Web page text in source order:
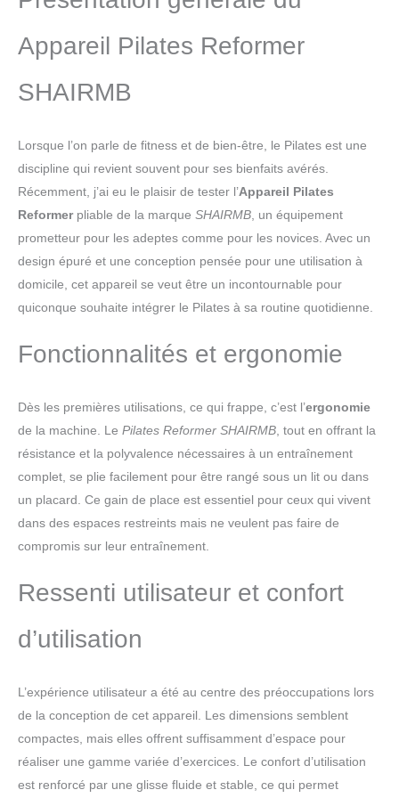
jusqu'à 120 kg, cette machine de pilates
reformer reste stable pendant les extensions
complètes. Les rails fluides et silencieux aident à
CONFORT PENDANT CHAQUE SÉANCE : Le
durable durant les sessions intenses. Les
surfaces faciles à nettoyer et l'appui-tête
soutenant la nuque favorisent une pratique
ET GAIN DE PLACE : Cette machine reformer
pilates pliable avec roues de transport intégrées
se range facilement sous un lit ou dans un coin.
Idéale pour créer un espace de pilates
Appareil Pilates Reformer
SHAIRMB
Lorsque l’on parle de fitness et de bien-être, le Pilates est une
discipline qui revient souvent pour ses bienfaits avérés.
Récemment, j’ai eu le plaisir de tester l’Appareil Pilates
Reformerpliable de la marque SHAIRMB , un équipement
prometteur pour les adeptes comme pour les novices. Avec un
design épuré et une conception pensée pour une utilisation à
domicile, cet appareil se veut être un incontournable pour
quiconque souhaite intégrer le Pilates à sa routine quotidienne.
Fonctionnalités et ergonomie
Dès les premières utilisations, ce qui frappe, c’est l’ergonomie
de la machine. Le Pilates Reformer SHAIRMB , tout en offrant la
résistance et la polyvalence nécessaires à un entraînement
complet, se plie facilement pour être rangé sous un lit ou dans
un placard. Ce gain de place est essentiel pour ceux qui vivent
dans des espaces restreints mais ne veulent pas faire de
compromis sur leur entraînement.
Ressenti utilisateur et confort
d’utilisation
L’expérience utilisateur a été au centre des préoccupations lors
de la conception de cet appareil. Les dimensions semblent
compactes, mais elles offrent suffisamment d’espace pour
réaliser une gamme variée d’exercices. Le confort d’utilisation
est renforcé par une glisse fluide et stable, ce qui permet